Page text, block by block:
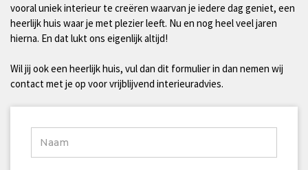
vooral uniek interieur te creëren waarvan je iedere dag geniet, een
heerlijk huis waar je met plezier leeft. Nu en nog heel veel jaren
hierna. En dat lukt ons eigenlijk altijd!
Wil jij ook een heerlijk huis, vul dan dit formulier in dan nemen wij
contact met je op voor vrijblijvend interieuradvies.